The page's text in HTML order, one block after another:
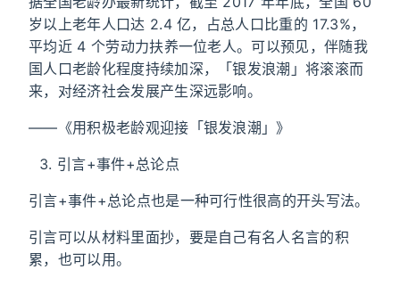
岁以上老年人口达 2.4 亿，占总人口比重的 17.3%，
平均近 4 个劳动力扶养一位老人。可以预见，伴随我
国人口老龄化程度持续加深，「银发浪潮」将滚滚而
来，对经济社会发展产生深远影响。
——《用积极老龄观迎接「银发浪潮」》
引言+事件+总论点
引言+事件+总论点也是一种可行性很高的开头写法。
引言可以从材料里面抄，要是自己有名人名言的积
累，也可以用。